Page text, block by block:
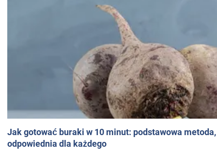
Jak gotować buraki w 10 minut: podstawowa
odpowiednia dla każdego